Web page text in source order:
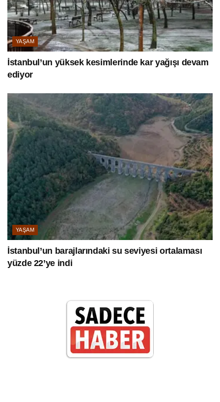
YAŞAM
İstanbul’un yüksek kesimlerinde kar yağışı devam
ediyor
YAŞAM
İstanbul’un barajlarındaki su seviyesi ortalaması
yüzde 22’ye indi